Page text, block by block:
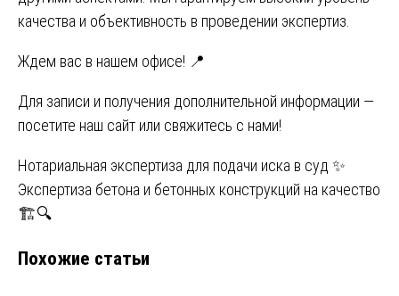
качества и объективность в проведении экспертиз.
Ждем вас в нашем офисе! 📍
Для записи и получения дополнительной информации —
посетите наш сайт или свяжитесь с нами!
Навигация
по
Нотариальная экспертиза для подачи иска в суд ✨
Экспертиза бетона и бетонных конструкций на качество
🏗️🔍
Похожие статьи